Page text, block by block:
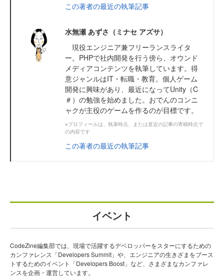
この著者の最近の執筆記事
水無瀬 あずさ（ミナセ アズサ）
現役エンジニア兼フリーランスライタ
ー。PHPで社内開発を行う傍ら、オウンド
メディアコンテンツを執筆しています。得
意ジャンルはIT・転職・教育。個人ゲーム
開発に興味があり、最近になってUnity（C
＃）の勉強を始めました。おでんのコンニ
ャクが主役のゲームを作るのが目標です。
※プロフィールは、執筆時点、または直近の記事の寄稿時点で
の内容です
この著者の最近の執筆記事
イベント
CodeZine編集部では、現場で活躍するデベロッパーをスターにするための
カンファレンス「Developers Summit」や、エンジニアの生きざまをブース
トするためのイベント「Developers Boost」など、さまざまなカンファレ
ンスを企画・運営しています。